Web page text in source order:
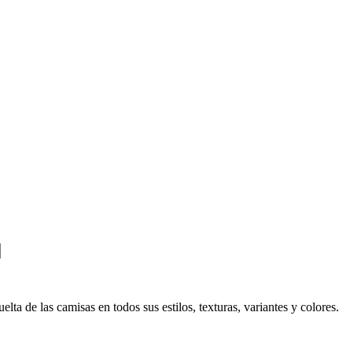
de las camisas en todos sus estilos, texturas, variantes y colores.